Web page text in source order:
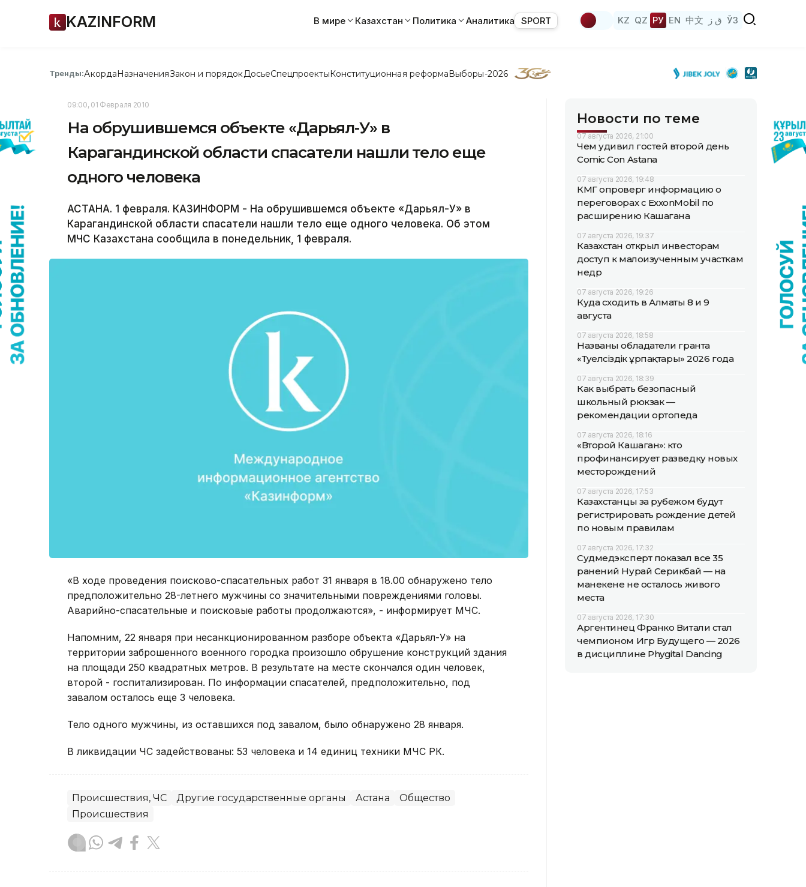
KAZINFORM В мире Казахстан Политика Аналитика SPORT KZ QZ РУ EN 中文 ق ز ЎЗ
Тренды:АкордаНазначенияЗакон и порядок ДосьеСпецпроектыКонституционная реформаВыборы-2026
09:00, 01 Февраля 2010
На обрушившемся объекте «Дарьял-У» в
Карагандинской области спасатели нашли тело еще
одного человека
АСТАНА. 1 февраля. КАЗИНФОРМ - На обрушившемся объекте «Дарьял-У» в
Карагандинской области спасатели нашли тело еще одного человека. Об этом
МЧС Казахстана сообщила в понедельник, 1 февраля.
«В ходе проведения поисково-спасательных работ 31 января в 18.00 обнаружено тело
предположительно 28-летнего мужчины со значительными повреждениями головы.
Аварийно-спасательные и поисковые работы продолжаются», - информирует МЧС.
Напомним, 22 января при несанкционированном разборе объекта «Дарьял-У» на
территории заброшенного военного городка произошло обрушение конструкций здания
на площади 250 квадратных метров. В результате на месте скончался один человек,
второй - госпитализирован. По информации спасателей, предположительно, под
завалом осталось еще 3 человека.
Тело одного мужчины, из оставшихся под завалом, было обнаружено 28 января.
В ликвидации ЧС задействованы: 53 человека и 14 единиц техники МЧС РК.
Происшествия, ЧС Другие государственные органы Астана
Общество
Происшествия
Новости по теме
07 августа 2026, 21:00
Чем удивил гостей второй день
Comic Con Astana
07 августа 2026, 19:48
КМГ опроверг информацию о
переговорах с ExxonMobil по
расширению Кашагана
07 августа 2026, 19:37
Казахстан открыл инвесторам
доступ к малоизученным участкам
недр
07 августа 2026, 19:26
Куда сходить в Алматы 8 и 9
августа
07 августа 2026, 18:58
Названы обладатели гранта
«Тәуелсіздік ұрпақтары» 2026 года
07 августа 2026, 18:39
Как выбрать безопасный
школьный рюкзак —
рекомендации ортопеда
07 августа 2026, 18:16
«Второй Кашаган»: кто
профинансирует разведку новых
месторождений
07 августа 2026, 17:53
Казахстанцы за рубежом будут
регистрировать рождение детей
по новым правилам
07 августа 2026, 17:32
Судмедэксперт показал все 35
ранений Нурай Серикбай — на
манекене не осталось живого
места
07 августа 2026, 17:30
Аргентинец Франко Витали стал
чемпионом Игр Будущего — 2026
в дисциплине Phygital Dancing